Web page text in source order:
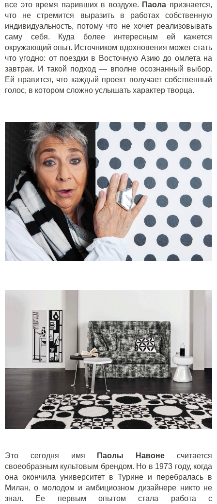
все это время паривших в воздухе. Паола признается,
что не стремится выразить в работах собственную
индивидуальность, потому что не хочет реализовывать
саму себя. Куда более интересным ей кажется
окружающий опыт. Источником вдохновения может стать
что угодно: от поездки в Восточную Азию до омлета на
завтрак. И такой подход — вполне осознанный выбор.
Ей нравится, что каждый проект получает собственный
голос, в котором сложно услышать характер творца.
Это сегодня имя Паолы Навоне считается
своеобразным культовым брендом. Но в 1973 году, когда
она окончила университет в Турине и перебралась в
Милан, о молодом и амбициозном дизайнере никто не
знал. Ее первым опытом стала работа с